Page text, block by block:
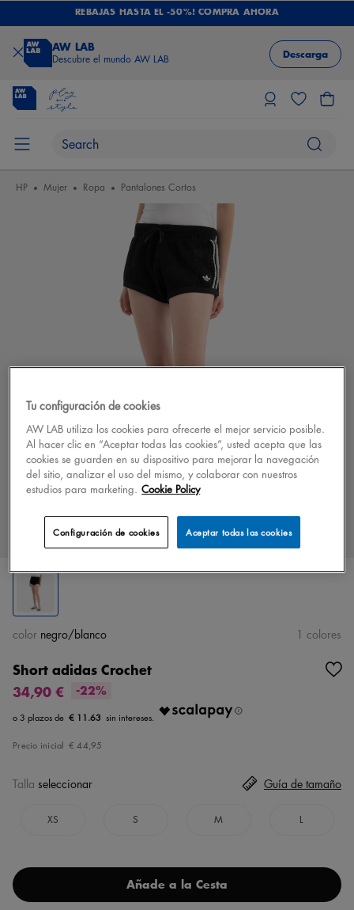
REBAJAS HASTA EL -50%! COMPRA AHORA
AW LAB
Descubre el mundo AW LAB Descarga
HP Mujer Ropa Pantalones Cortos
Short adidas Crochet
34,90 €
-22%
€ 11.63
Precio inicial € 44,95
color negro/blanco 1 colores
Talla seleccionar
XS S M L
Guía de tamaño
Añade a la Cesta
Tu configuración de cookies
AW LAB utiliza los cookies para ofrecerte el mejor servicio posible.
Al hacer clic en “Aceptar todas las cookies”, usted acepta que las
cookies se guarden en su dispositivo para mejorar la navegación
del sitio, analizar el uso del mismo, y colaborar con nuestros
estudios para marketing. Cookie Policy
Aceptar todas las cookies
Configuración de cookies